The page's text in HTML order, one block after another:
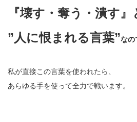
『壊す・奪う・潰す
”人に恨まれる言葉”なの
私が直接この言葉を使われたら、
あらゆる手を使って全力で戦います。